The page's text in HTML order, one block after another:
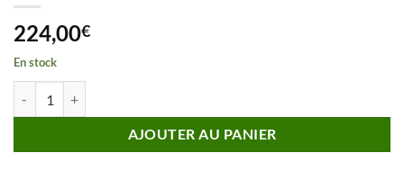
224,00€
En stock
AJOUTER AU PANIER